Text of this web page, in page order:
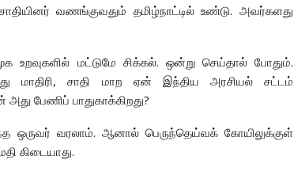
வணங்குவதும் தமிழ்நாட்டில் உண்டு. அவர்களது
உறவுகளில் மட்டுமே சிக்கல். ஒன்று செய்தால் போதும்.
மாதிரி, சாதி மாற ஏன் இந்திய அரசியல் சட்டம்
பேணிப் பாதுகாக்கிறது?
ஒருவர் வரலாம். ஆனால் பெருந்தெய்வக் கோயிலுக்குள்
கிடையாது.